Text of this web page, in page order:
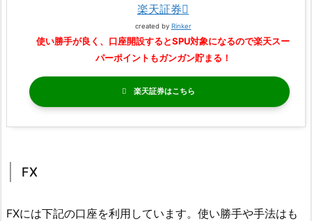
楽天証券
created by Rinker
使い勝手が良く、口座開設するとSPU対象になるので楽天スー
パーポイントもガンガン貯まる！
楽天証券
FX
FXには下記の口座を利用しています。使い勝手や手法はも